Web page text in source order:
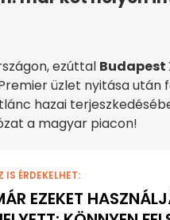
ezúttal Budapest
üzlet nyitása
hazai
a magyar piacon!
IS ÉRDEKELHET:
EZEKET